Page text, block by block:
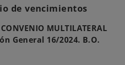
n
e
v
e
e
de vencimientos
MULTILATERAL
General 16/2024. B.O.